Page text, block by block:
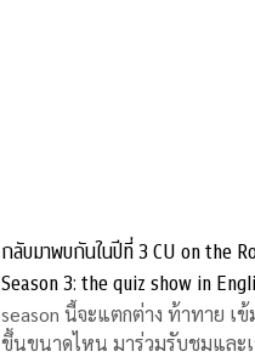
กลับมาพบกันในปีที่ 3 CU on the
Season 3: the quiz show in
คิดชิงไหวชิงพริบสุดมันส์ ส่งตรงถึง
season นี้จะแตกต่าง ท้าทาย เ
ขึ้นขนาดไหน มาร่วมรับชมและเชียร์